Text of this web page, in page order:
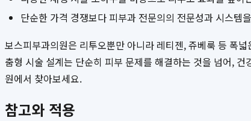
단순한 가격 경쟁보다 피부과 전문의의 전문성과 시스템
보스피부과의원은 리투오뿐만 아니라 레티젠, 쥬베룩 등 폭
춤형 시술 설계는 단순히 피부 문제를 해결하는 것을 넘어,
원에서 찾아보세요.
참고와 적용